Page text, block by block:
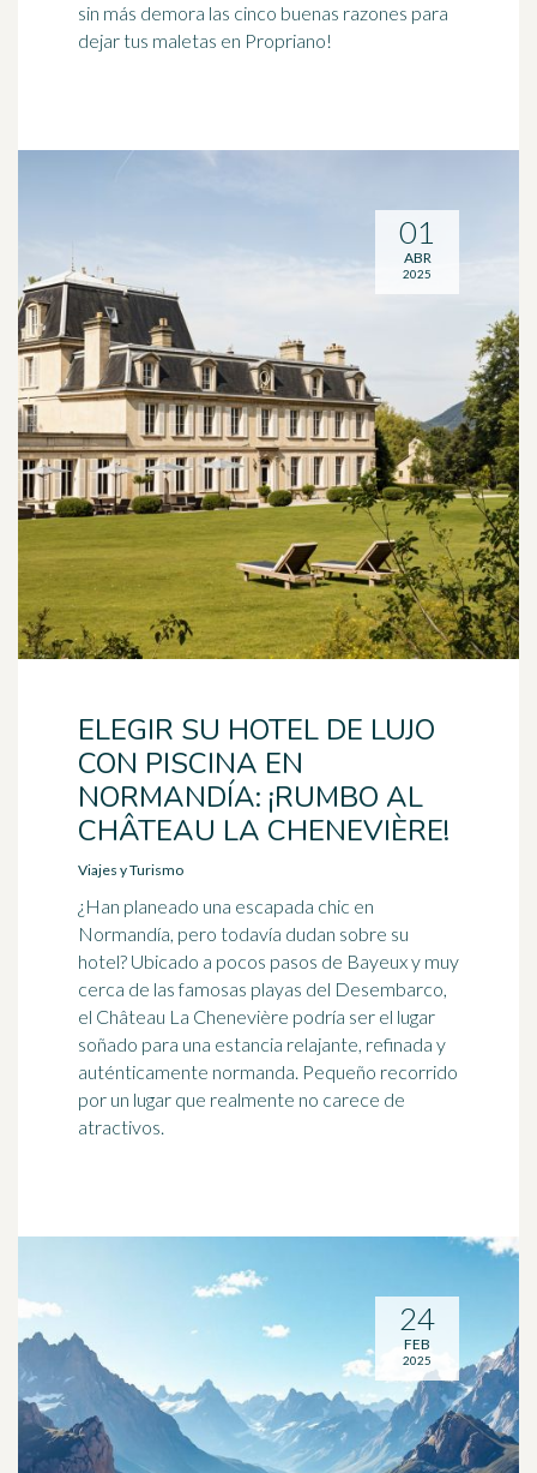
sin más demora las cinco buenas razones para
dejar tus maletas en Propriano!
ELEGIR SU HOTEL DE LUJO
CON PISCINA EN
NORMANDÍA: ¡RUMBO AL
CHÂTEAU LA CHENEVIÈRE!
Viajes y Turismo
¿Han planeado una escapada chic en
Normandía, pero todavía dudan sobre su
hotel? Ubicado a pocos pasos de Bayeux y muy
cerca de las famosas playas del Desembarco,
el Château La Chenevière podría ser el lugar
soñado para una estancia relajante, refinada y
auténticamente normanda. Pequeño recorrido
por un lugar que realmente no carece de
atractivos.
01
ABR
2025
24
FEB
2025